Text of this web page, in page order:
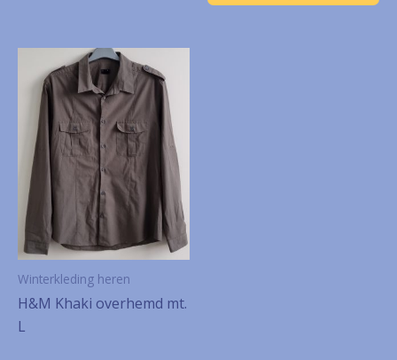
Winterkleding heren
H&M Khaki overhemd mt.
L